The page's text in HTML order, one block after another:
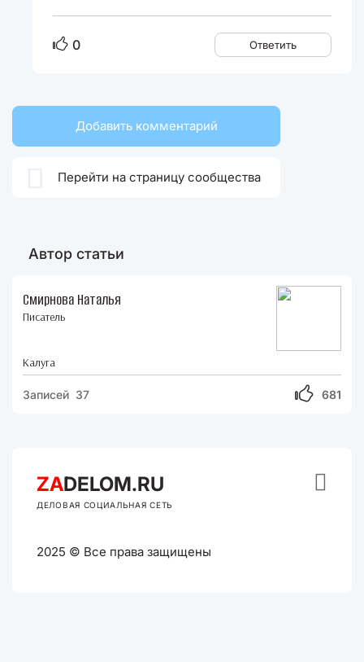
0 Ответить
Добавить комментарий
Перейти на страницу сообщества
Автор статьи
Смирнова Наталья
Писатель
Калуга
681
Записей 37
ZADELOM.RU
ДЕЛОВАЯ СОЦИАЛЬНАЯ СЕТЬ
2025 © Все права защищены
